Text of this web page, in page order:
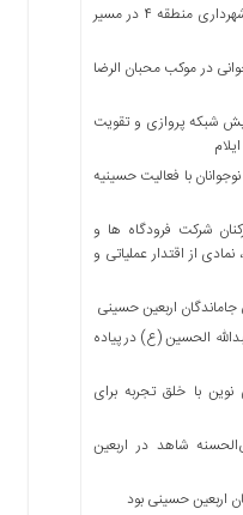
خدمات رسانی موکب محبان الرضای شهرداری منطقه ۴ در مسیر
در موکب محبان الرضا
شبکه پروازی و تقویت
با فعالیت حسینیه
شرکت فرودگاه ها و
از اقتدار عملیاتی و
اربعین حسینی
عاشقان اباعبدالله الحسین (ع) در پیاده
نوین با خلق تجربه برای
شاهد در اربعین
اربعین حسینی بود